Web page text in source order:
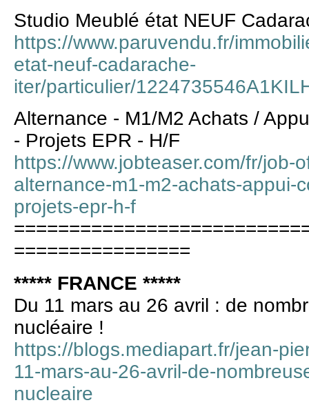
Studio Meublé état NEUF
https://www.paruvendu.fr/
etat-neuf-cadarache-
iter/particulier/
Alternance - M1/M2 Achats /
- Projets EPR - H/F
https://www.jobteaser.com/fr/job-
alternance-m1-m2-achats-appui-
projets-epr-h-f
================
***** FRANCE *****
Du 11 mars au 26 avril : de
nucléaire !
https://blogs.mediapart.fr/jean-
11-mars-au-26-avril-de-
nucleaire